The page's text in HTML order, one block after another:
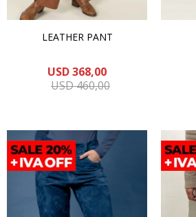
LEATHER PANT
USD368,00
USD460,00